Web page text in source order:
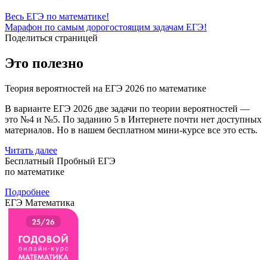
Весь ЕГЭ по математике!
Марафон по самым дорогостоящим задачам ЕГЭ!
Поделиться страницей
Это полезно
Теория вероятностей на ЕГЭ 2026 по математике
В варианте ЕГЭ 2026 две задачи по теории вероятностей —
это №4 и №5. По заданию 5 в Интернете почти нет доступных
материалов. Но в нашем бесплатном мини-курсе все это есть.
Читать далее
Бесплатный Пробный ЕГЭ
по математике
Подробнее
ЕГЭ Математика